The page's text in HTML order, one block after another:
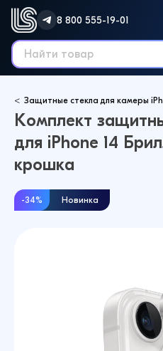
8 800 555-19-01
Защитные стекла для камеры
Комплект
для iPhone 14
крошка
-34% Новинка